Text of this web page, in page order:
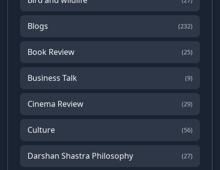
Blogs (232)
Book Review (25)
Business Talk (9)
Cinema Review (29)
Culture (56)
Darshan Shastra Philosophy (27)